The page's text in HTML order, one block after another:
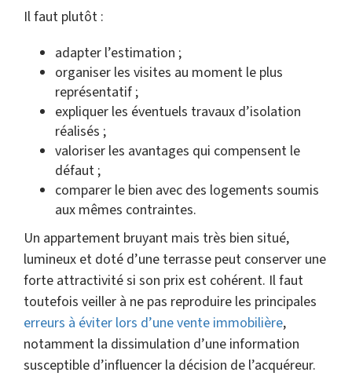
Il faut plutôt :
adapter l’estimation ;
organiser les visites au moment le plus
représentatif ;
expliquer les éventuels travaux d’isolation
réalisés ;
valoriser les avantages qui compensent le
défaut ;
comparer le bien avec des logements soumis
aux mêmes contraintes.
Un appartement bruyant mais très bien situé,
lumineux et doté d’une terrasse peut conserver une
forte attractivité si son prix est cohérent. Il faut
toutefois veiller à ne pas reproduire les principales
erreurs à éviter lors d’une vente immobilière,
notamment la dissimulation d’une information
susceptible d’influencer la décision de l’acquéreur.